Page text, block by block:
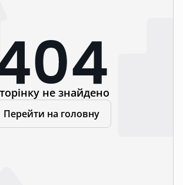
не знайдено
Перейти на головну